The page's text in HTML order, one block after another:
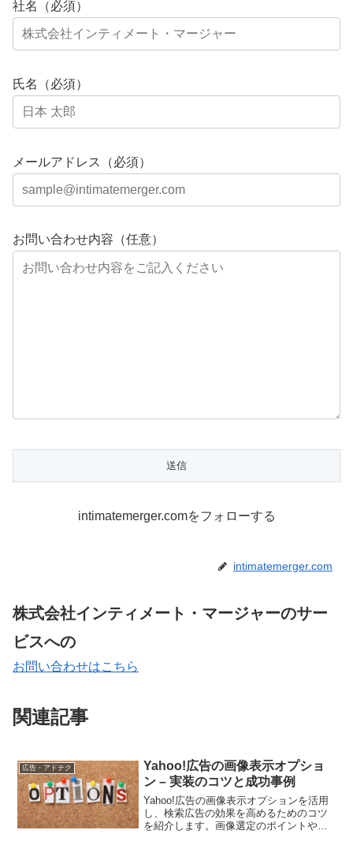
社名（必須）
氏名（必須）
メールアドレス（必須）
お問い合わせ内容（任意）
intimatemerger.comをフォローする
intimatemerger.com
株式会社インティメート・マージャーのサー
ビスへの
お問い合わせはこちら
関連記事
広告・アドテク
Yahoo!広告の画像表示オプショ
ン – 実装のコツと成功事例
Yahoo!広告の画像表示オプションを活用
し、検索広告の効果を高めるためのコツ
を紹介します。画像選定のポイントや、